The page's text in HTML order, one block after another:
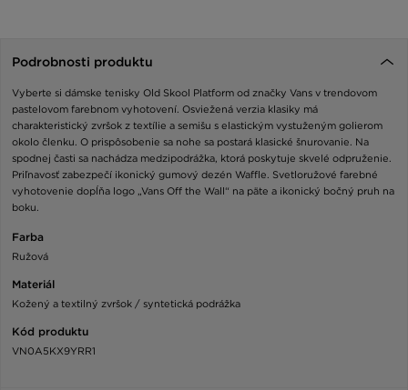
Podrobnosti produktu
Vyberte si dámske tenisky Old Skool Platform od značky Vans v trendovom
pastelovom farebnom vyhotovení. Osviežená verzia klasiky má
charakteristický zvršok z textílie a semišu s elastickým vystuženým golierom
okolo členku. O prispôsobenie sa nohe sa postará klasické šnurovanie. Na
spodnej časti sa nachádza medzipodrážka, ktorá poskytuje skvelé odpruženie.
Priľnavosť zabezpečí ikonický gumový dezén Waffle. Svetloružové farebné
vyhotovenie dopĺňa logo „Vans Off the Wall“ na päte a ikonický bočný pruh na
boku.
Farba
Ružová
Materiál
Kožený a textilný zvršok / syntetická podrážka
Kód produktu
VN0A5KX9YRR1